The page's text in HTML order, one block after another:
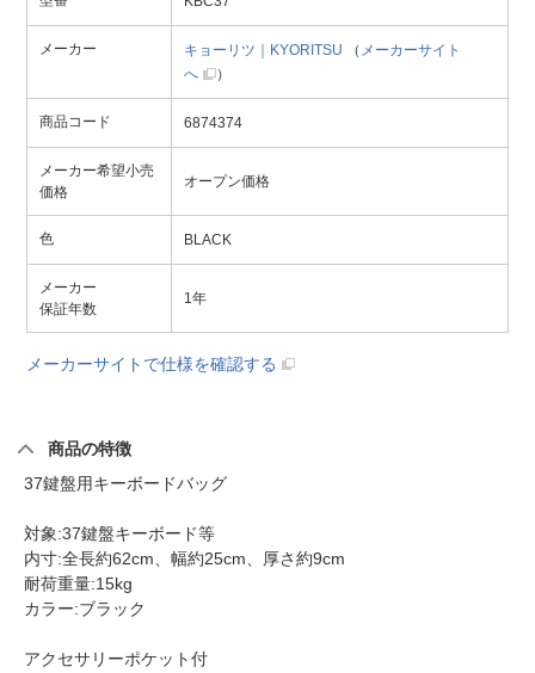
メーカー キョーリツ｜KYORITSU （ メーカーサイト
へ
）
商品コード 6874374
メーカー希望小売
価格
オープン価格
色 BLACK
メーカー
保証年数
1年
メーカーサイトで仕様を確認する
商品の特徴
37鍵盤用キーボードバッグ
対象:37鍵盤キーボード等
内寸:全長約62cm、幅約25cm、厚さ約9cm
耐荷重量:15kg
カラー:ブラック
アクセサリーポケット付